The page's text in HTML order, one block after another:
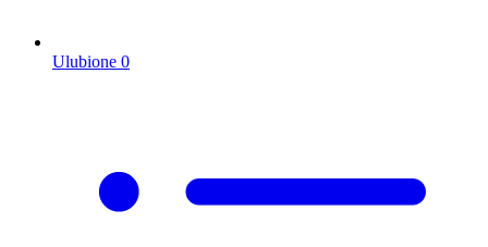
Ulubione 0